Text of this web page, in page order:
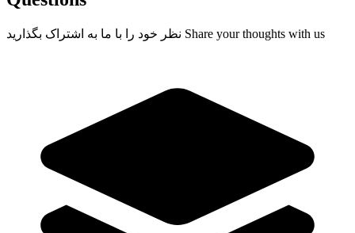
نظر خود را با ما به اشتراک بگذارید Share your thoughts with us